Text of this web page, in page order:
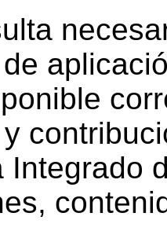
Integrado